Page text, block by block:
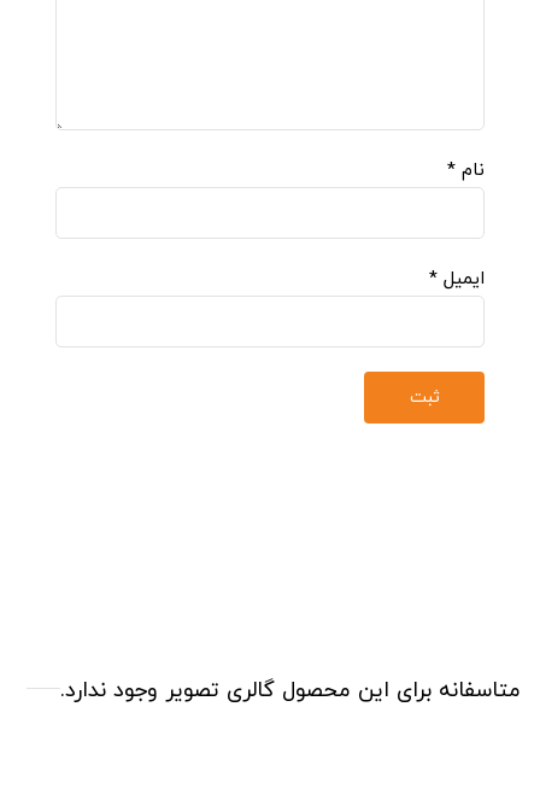
نام *
ایمیل *
متاسفانه برای این محصول گالری تصویر وجود ندارد.